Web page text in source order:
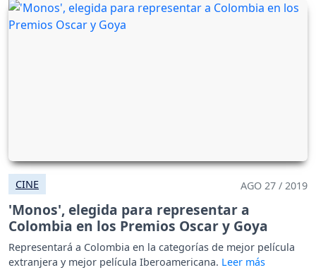
CINE AGO 27 / 2019
'Monos', elegida para representar a
Colombia en los Premios Oscar y Goya
Representará a Colombia en la categorías de mejor película
extranjera y mejor película Iberoamericana.